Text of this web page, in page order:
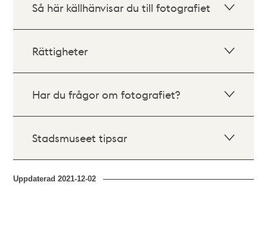
Så här källhänvisar du till fotografiet
Rättigheter
Har du frågor om fotografiet?
Stadsmuseet tipsar
Uppdaterad2021-12-02